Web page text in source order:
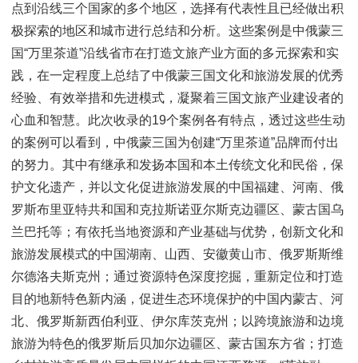
点到沿线三个国家的多个地区，选择有代表性且已经做出积
极探索的地区和城市进行总结和分析。这些案例是中俄蒙三
国“万里茶道”沿线省市在打造文旅产业方面的多元探索和实
践，在一定程度上总结了中俄蒙三国文化和旅游发展的优秀
经验、有效举措和先进模式，凝聚着三国文旅产业建设者的
心血和智慧。此次收录的19个案例各有特点，透过这些生动
的案例可以看到，中俄蒙三国为创建“万里茶道”品牌而付出
的努力。其中有继承和发扬本国和本土传统文化和民俗，保
护文化遗产，并以文化促进旅游发展的中国福建、河南、俄
罗斯布里亚特共和国和克拉斯诺亚尔斯克边疆区、蒙古国乌
兰巴托等；有依托当地资源和产业基础与优势，创新文化和
旅游发展模式的中国湖南、山西、安徽黄山市、俄罗斯斯维
尔德洛夫斯克州；通过资源特色深度挖掘，重新定位和打造
目的地新特色新内涵，促进生态环境保护的中国内蒙古、河
北、俄罗斯新西伯利亚、伊尔库茨克州；以跨境旅游和边境
旅游为特色的俄罗斯后贝加尔边疆区、蒙古国东方省；打造